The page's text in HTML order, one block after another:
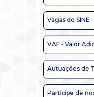
Vagas do SINE
VAF - Valor
Autuações de
Participe de